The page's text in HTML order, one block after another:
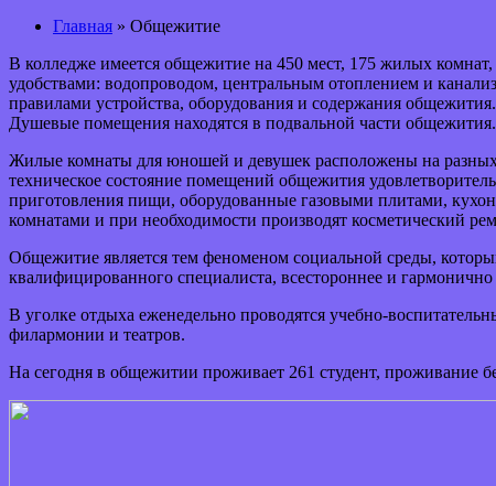
Главная » Общежитие
В колледже имеется общежитие на 450 мест, 175 жилых
удобствами: водопроводом, центральным отоплением и
правилами устройства, оборудования и содержания
Душевые помещения находятся в подвальной части
Жилые комнаты для юношей и девушек расположены на
техническое состояние помещений общежития
приготовления пищи, оборудованные газовыми плитами,
комнатами и при необходимости производят косметический
Общежитие является тем феноменом социальной среды,
квалифицированного специалиста, всестороннее и гармонично
В уголке отдыха еженедельно проводятся учебно-
филармонии и театров.
На сегодня в общежитии проживает 261 студент, проживание